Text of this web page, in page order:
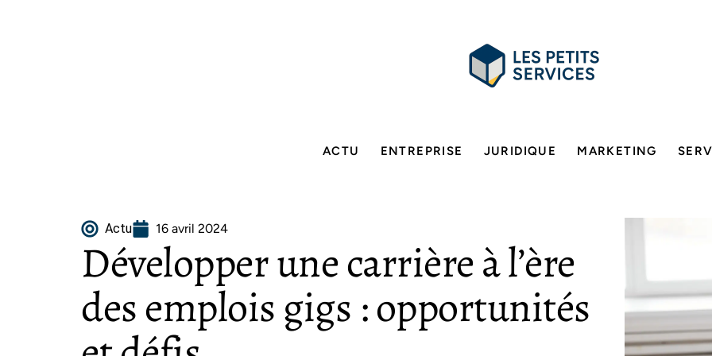
ACTU ENTREPRISE JURIDIQUE MARKETING
Actu 16 avril 2024
Développer une carrière à l’ère
des emplois gigs : opportunités